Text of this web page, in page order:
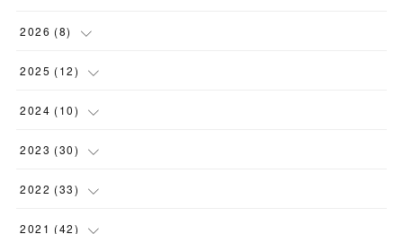
2026 (8)
(1)
(3)
(1)
( 2 )
2025 (12)
(1)
(1)
(1)
( 1)
2024 (10)
(1)
(4)
(1)
2023 (30)
(1)
(1)
2022 (33)
(5)
2021 (42)